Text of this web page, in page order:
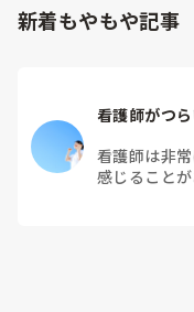
新着もやもや記事
看護師がつ
看護師は非
感じること